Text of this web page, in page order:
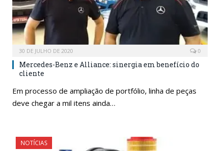
30 DE JULHO DE 2020 0
Mercedes-Benz e Alliance: sinergia em benefício do
cliente
Em processo de ampliação de portfólio, linha de peças
deve chegar a mil itens ainda…
NOTÍCIAS